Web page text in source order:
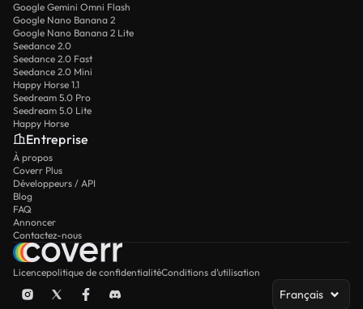
Google Gemini Omni Flash
Google Nano Banana 2
Google Nano Banana 2 Lite
Seedance 2.0
Seedance 2.0 Fast
Seedance 2.0 Mini
Happy Horse 1.1
Seedream 5.0 Pro
Seedream 5.0 Lite
Happy Horse
Entreprise
À propos
Coverr Plus
Développeurs / API
Blog
FAQ
Annoncer
Contactez-nous
Licencepolitique de confidentialitéConditions d’utilisation
Français